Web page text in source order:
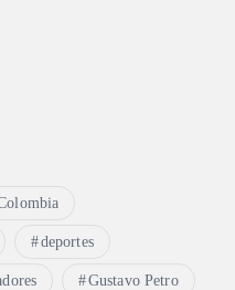
deportes
Gustavo Petro